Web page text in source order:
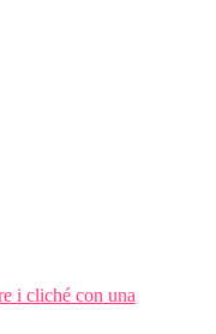
i cliché con una